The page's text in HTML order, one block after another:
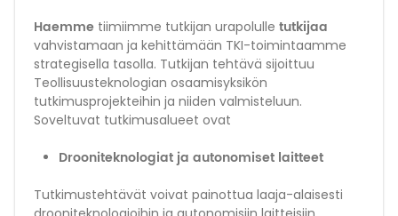
Haemme tiimiimme tutkijan urapolulle tutkijaa
vahvistamaan ja kehittämään TKI-toimintaamme
strategisella tasolla. Tutkijan tehtävä sijoittuu
Teollisuusteknologian osaamisyksikön
tutkimusprojekteihin ja niiden valmisteluun.
Soveltuvat tutkimusalueet ovat
Drooniteknologiat ja autonomiset laitteet
Tutkimustehtävät voivat painottua laaja-alaisesti